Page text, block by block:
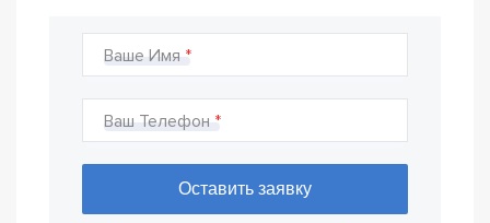
Ваше Имя
Ваш Телефон